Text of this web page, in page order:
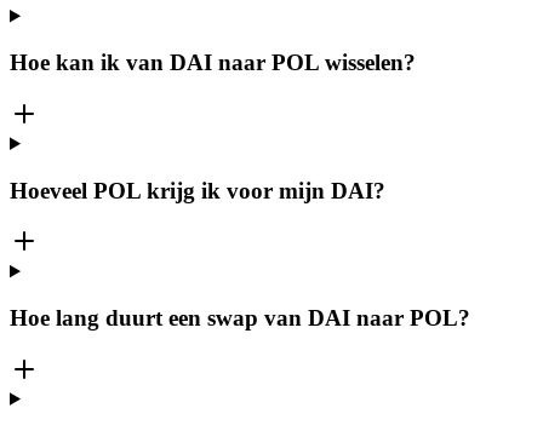
Hoe kan ik van DAI naar POL wisselen?
Hoeveel POL krijg ik voor mijn DAI?
Hoe lang duurt een swap van DAI naar POL?